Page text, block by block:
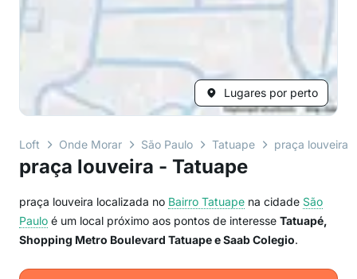
Lugares por perto
Loft Onde Morar São Paulo Tatuape praça louveira
praça louveira - Tatuape
praça louveira localizada no Bairro Tatuape na cidade São
Paulo é um local próximo aos pontos de interesse Tatuapé,
Shopping Metro Boulevard Tatuape e Saab Colegio.